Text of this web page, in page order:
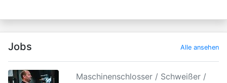
Jobs Alle ansehen
Maschinenschlosser / Schweißer /